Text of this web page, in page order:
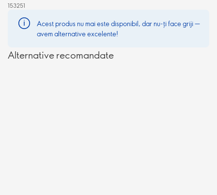
153251
Acest produs nu mai este disponibil, dar nu-ți face griji —
avem alternative excelente!
Alternative recomandate